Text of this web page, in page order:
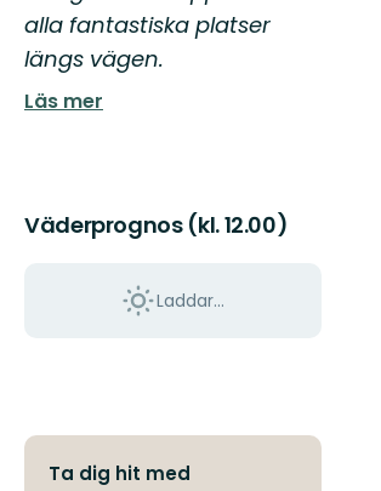
alla fantastiska platser
längs vägen.
Läs mer
Väderprognos (kl. 12.00)
Laddar...
Ta dig hit med